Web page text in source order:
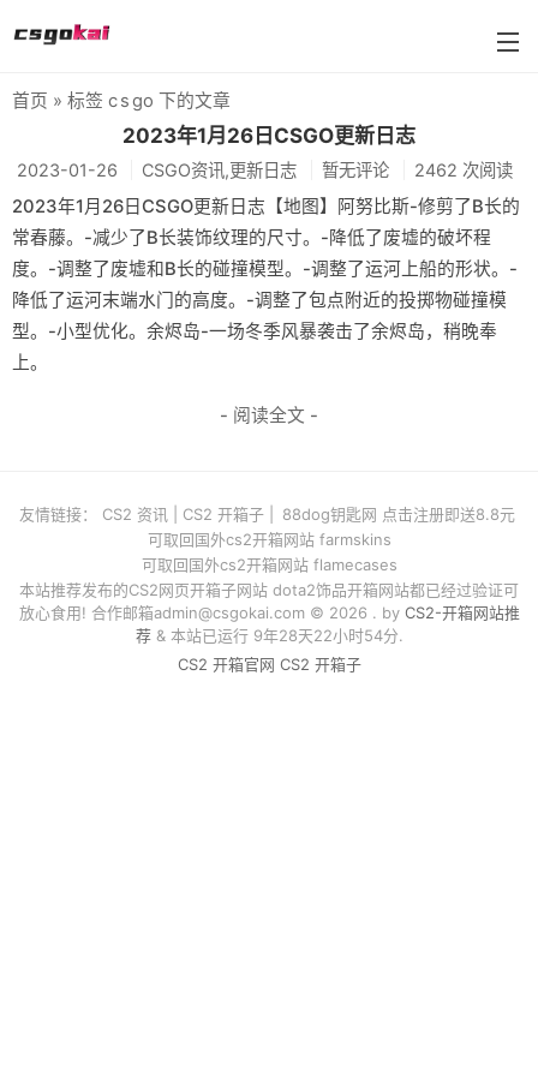
farmskins
88dog
flamecases
88hash-jp
首页 » 标签 c s go 下的文章
2023年1月26日CSGO更新日志
2023-01-26 CSGO资讯,更新日志 暂无评论 2462 次阅读
2023年1月26日CSGO更新日志【地图】阿努比斯-修剪了B长的
常春藤。-减少了B长装饰纹理的尺寸。-降低了废墟的破坏程
度。-调整了废墟和B长的碰撞模型。-调整了运河上船的形状。-
降低了运河末端水门的高度。-调整了包点附近的投掷物碰撞模
型。-小型优化。余烬岛-一场冬季风暴袭击了余烬岛，稍晚奉
上。
- 阅读全文 -
友情链接： CS2 资讯 CS2 开箱子
88dog钥匙网 点击注册即送8.8元
可取回国外cs2开箱网站 farmskins
可取回国外cs2开箱网站 flamecases
本站推荐发布的CS2网页开箱子网站 dota2饰品开箱网站都已经过验证可
放心食用! 合作邮箱admin@csgokai.com© 2026 . by CS2-开箱网站推
荐& 本站已运行 9年28天22小时54分.
CS2 开箱官网 CS2 开箱子